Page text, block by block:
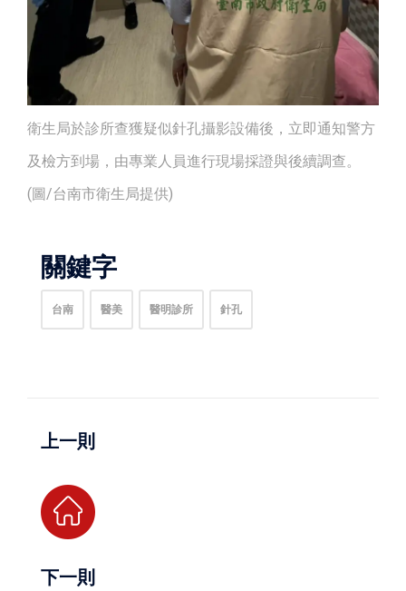
衛生局於診所查獲疑似針孔攝影設備後，立即通知警方
及檢方到場，由專業人員進行現場採證與後續調查。
(圖/台南市衛生局提供)
關鍵字
台南 醫美 醫明診所 針孔
上一則
下一則